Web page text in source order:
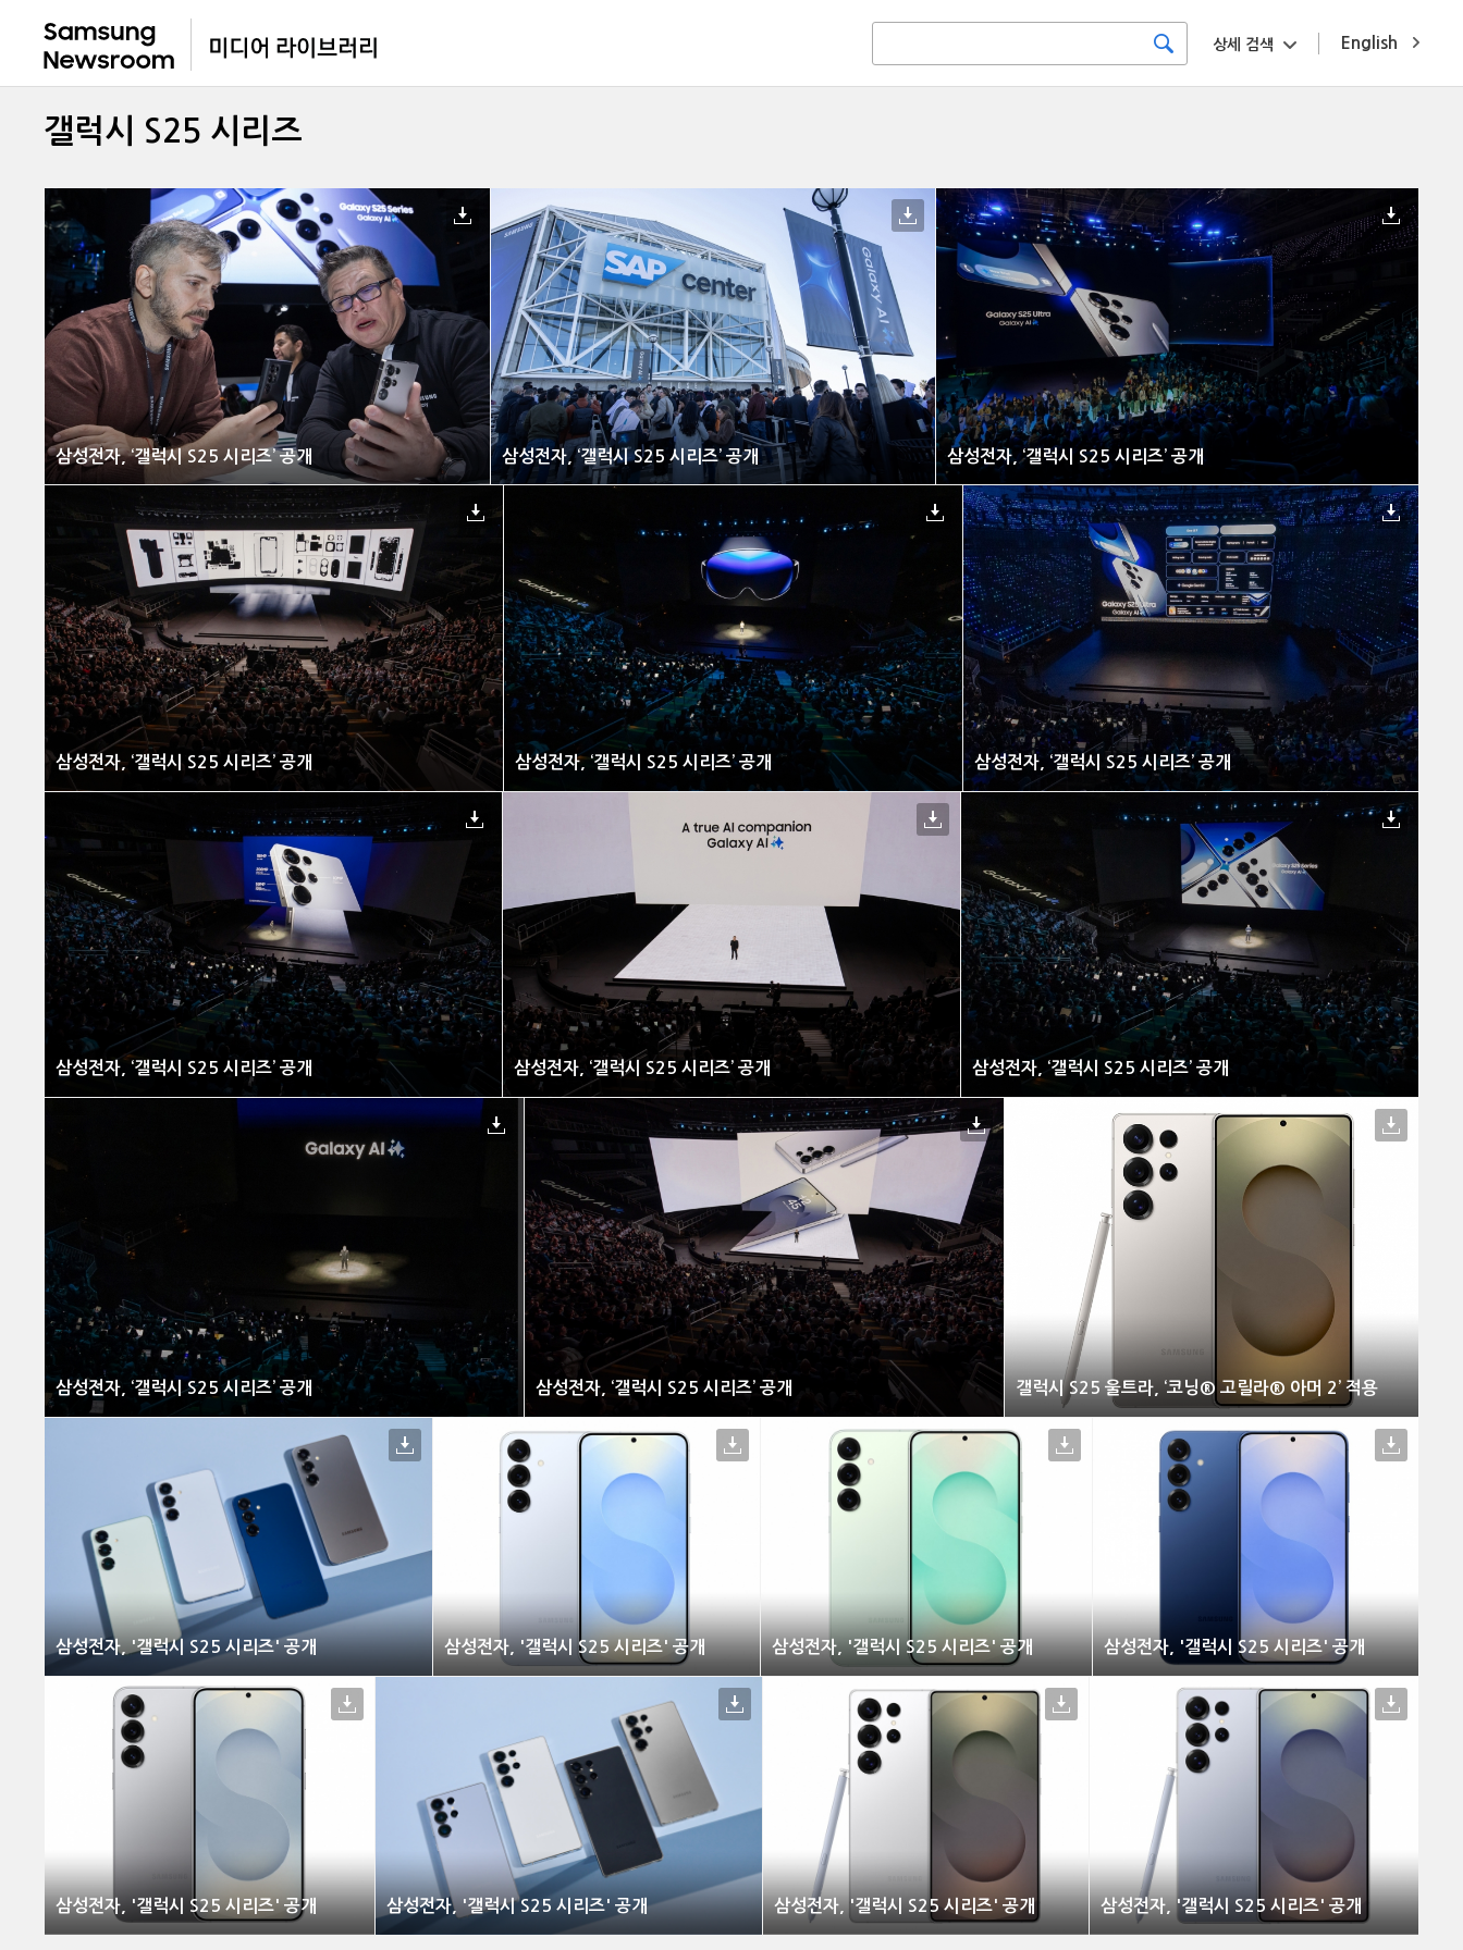
English
상세 검색
갤럭시 S25 시리즈
삼성전자, ‘갤럭시 S25 시리즈’ 공개 삼성전자, ‘갤럭시 S25 시리즈’ 공개 삼성전자, ‘갤럭시 S25 시리즈’ 공개
삼성전자, ‘갤럭시 S25 시리즈’ 공개 삼성전자, ‘갤럭시 S25 시리즈’ 공개 삼성전자, ‘갤럭시 S25 시리즈’ 공개
삼성전자, ‘갤럭시 S25 시리즈’ 공개 삼성전자, ‘갤럭시 S25 시리즈’ 공개 삼성전자, ‘갤럭시 S25 시리즈’ 공개
삼성전자, ‘갤럭시 S25 시리즈’ 공개 삼성전자, ‘갤럭시 S25 시리즈’ 공개 갤럭시 S25 울트라, ‘코닝® 고릴라® 아머 2’ 적용
삼성전자, '갤럭시 S25 시리즈' 공개 삼성전자, '갤럭시 S25 시리즈' 공개 삼성전자, '갤럭시 S25 시리즈' 공개 삼성전자, '갤럭시 S25 시리즈' 공개
삼성전자, '갤럭시 S25 시리즈' 공개 삼성전자, '갤럭시 S25 시리즈' 공개 삼성전자, '갤럭시 S25 시리즈' 공개 삼성전자, '갤럭시 S25 시리즈' 공개